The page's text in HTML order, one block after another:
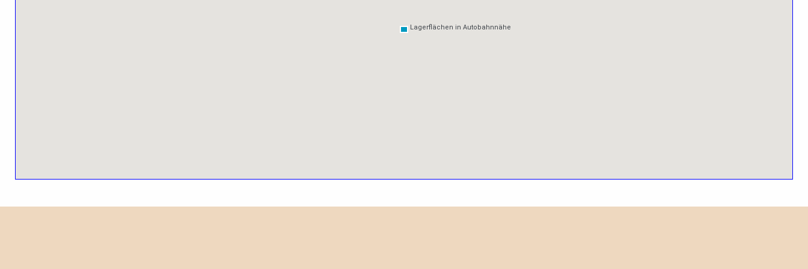
Lagerflächen in Autobahnnähe
Lagerflächen in Autobahnnähe